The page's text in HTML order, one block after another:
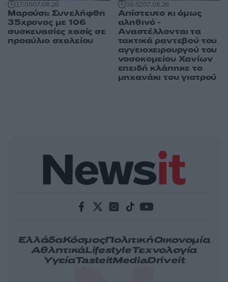
17:0507.08.26
Μαρούσι: Συνελήφθη
35χρονος με 106
συσκευασίες χασίς σε
προαύλιο σχολείου
16:5207.08.26
Απίστευτο κι όμως
αληθινό -
Aναστέλλονται τα
τακτικά ραντεβού του
αγγειοχειρουργού του
νοσοκομείου Χανίων
επειδή κλάπηκε το
μηχανάκι του γιατρού
ΕλλάδαΚόσμοςΠολιτικήΟικονομία
ΑθλητικάLifestyleΤεχνολογία
ΥγείαTasteitMediaDriveit